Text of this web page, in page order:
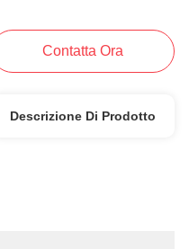
Contatta Ora
Descrizione Di Prodotto